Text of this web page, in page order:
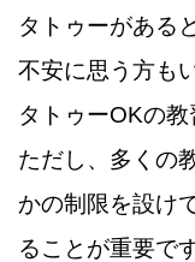
タトゥーがある
不安に思う方も
タトゥーOKの教
ただし、多くの
かの制限を設け
ることが重要です